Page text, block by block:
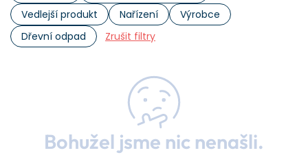
Vedlejší produkt
Nařízení
Výrobce
Dřevní odpad
Zrušit filtry
Bohužel jsme nic nenašli.